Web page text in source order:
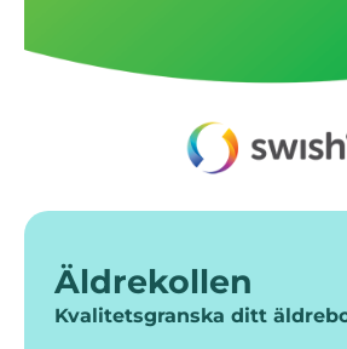
Äldrekollen
Kvalitetsgranska ditt